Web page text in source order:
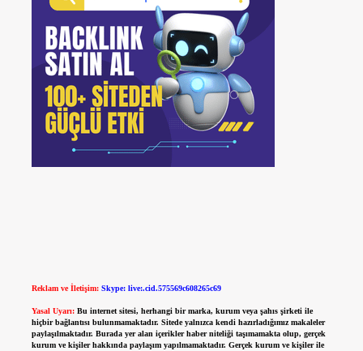
Reklam ve İletişim: Skype: live:.cid.575569c608265c69
Yasal Uyarı: Bu internet sitesi, herhangi bir marka, kurum veya şahıs şirketi ile
hiçbir bağlantısı bulunmamaktadır. Sitede yalnızca kendi hazırladığımız makaleler
paylaşılmaktadır. Burada yer alan içerikler haber niteliği taşımamakta olup, gerçek
kurum ve kişiler hakkında paylaşım yapılmamaktadır. Gerçek kurum ve kişiler ile